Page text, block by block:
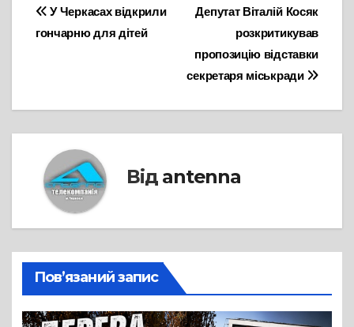
Навігація
записів
Депутат Віталій Косяк
розкритикував
пропозицію відставки
секретаря міськради
У Черкасах відкрили
гончарню для дітей
Від antenna
Пов’язаний запис